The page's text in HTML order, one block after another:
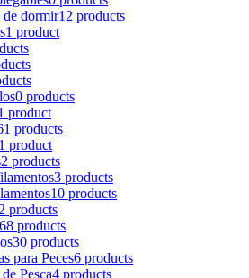
de dormir12 products
1 product
0 products
product
products
1 product
2 products
3 products
10 products
2 products
68 products
30 products
para Peces6 products
Pesca4 products